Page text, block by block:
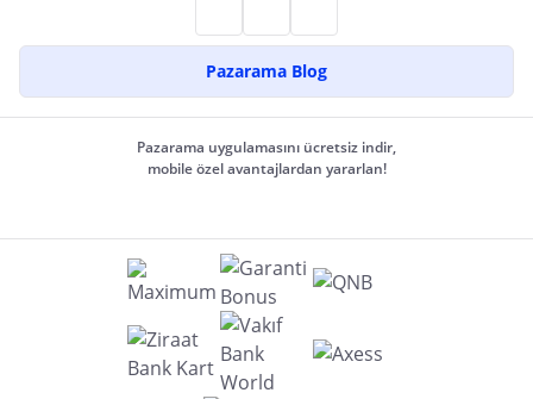
Pazarama Blog
Pazarama uygulamasını ücretsiz indir,
mobile özel avantajlardan yararlan!